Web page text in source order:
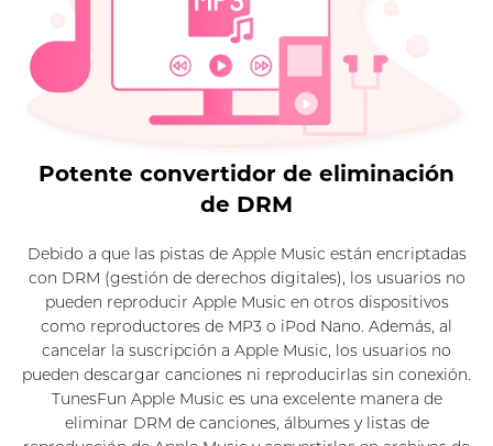
Potente convertidor de eliminación
de DRM
Debido a que las pistas de Apple Music están encriptadas
con DRM (gestión de derechos digitales), los usuarios no
pueden reproducir Apple Music en otros dispositivos
como reproductores de MP3 o iPod Nano. Además, al
cancelar la suscripción a Apple Music, los usuarios no
pueden descargar canciones ni reproducirlas sin conexión.
TunesFun Apple Music es una excelente manera de
eliminar DRM de canciones, álbumes y listas de